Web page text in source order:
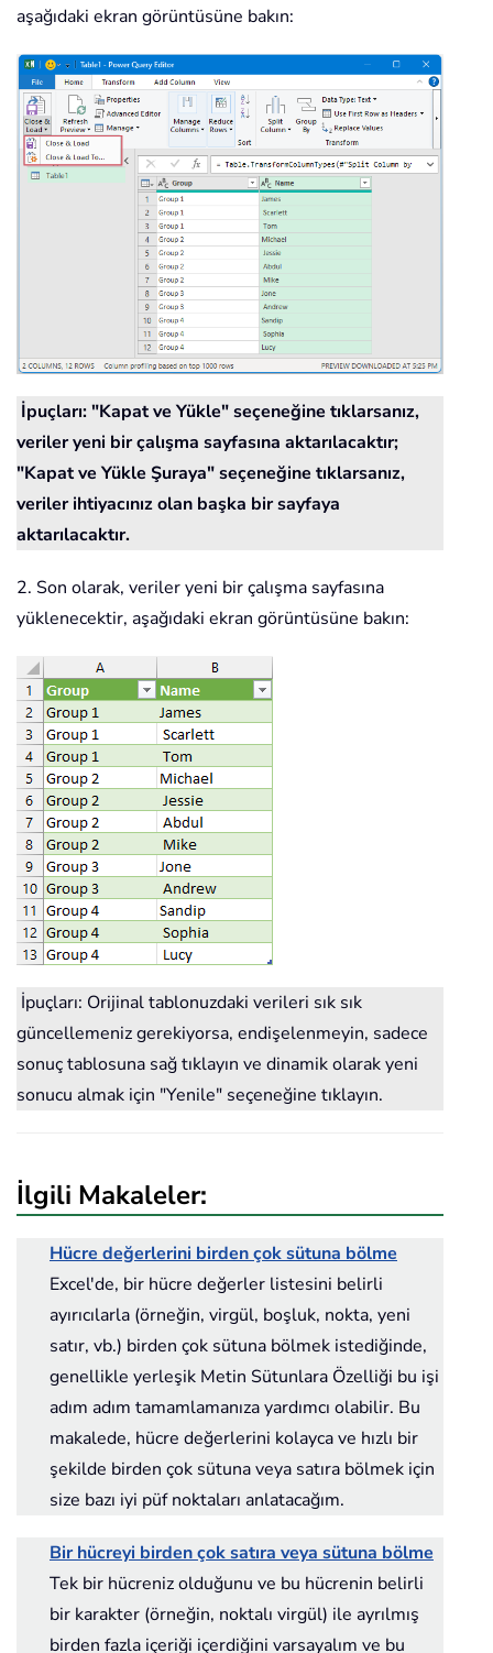
aşağıdaki ekran görüntüsüne bakın:
İpuçları: "Kapat ve Yükle" seçeneğine tıklarsanız,
veriler yeni bir çalışma sayfasına aktarılacaktır;
"Kapat ve Yükle Şuraya" seçeneğine tıklarsanız,
veriler ihtiyacınız olan başka bir sayfaya
aktarılacaktır.
2. Son olarak, veriler yeni bir çalışma sayfasına
yüklenecektir, aşağıdaki ekran görüntüsüne bakın:
İpuçları: Orijinal tablonuzdaki verileri sık sık
güncellemeniz gerekiyorsa, endişelenmeyin, sadece
sonuç tablosuna sağ tıklayın ve dinamik olarak yeni
sonucu almak için "Yenile" seçeneğine tıklayın.
İlgili Makaleler:
Hücre değerlerini birden çok sütuna bölme
Excel'de, bir hücre değerler listesini belirli
ayırıcılarla (örneğin, virgül, boşluk, nokta, yeni
satır, vb.) birden çok sütuna bölmek istediğinde,
genellikle yerleşik Metin Sütunlara Özelliği bu işi
adım adım tamamlamanıza yardımcı olabilir. Bu
makalede, hücre değerlerini kolayca ve hızlı bir
şekilde birden çok sütuna veya satıra bölmek için
size bazı iyi püf noktaları anlatacağım.
Bir hücreyi birden çok satıra veya sütuna bölme
Tek bir hücreniz olduğunu ve bu hücrenin belirli
bir karakter (örneğin, noktalı virgül) ile ayrılmış
birden fazla içeriği içerdiğini varsayalım ve bu